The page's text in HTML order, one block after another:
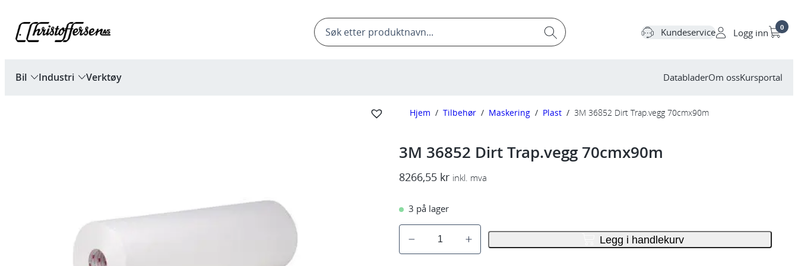
innhold
Products
search Kundeservice Logg inn 0
Bil Industri Verktøy DatabladerOm ossKursportal
Hjem / Tilbehør / Maskering / Plast / 3M 36852 Dirt Trap.vegg 70cmx90m
3M 36852 Dirt Trap.vegg 70cmx90m
8266,55 kr inkl. mva
3 på lager
M
Legg i handlekurv